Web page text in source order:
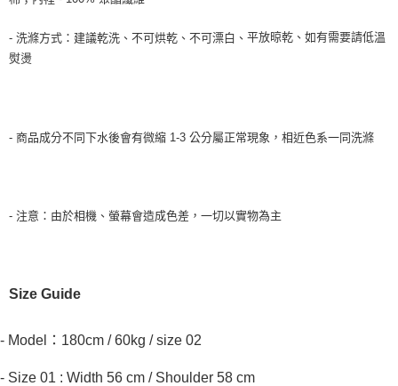
- 洗滌方式： 建議乾洗、 不可烘乾、不可漂白、 平放晾乾、如有需要請低溫
熨燙
- 商品成分不同下水後會有微縮 1-3 公分屬正常現象，相近色系一同洗滌
- 注意：由於相機、螢幕會造成色差，一切以實物為主
Size Guide
- Model：180cm / 60kg / size 02
- Size 01 : Width 56 cm / Shoulder 58 cm